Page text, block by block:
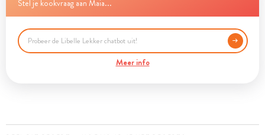
Stel je kookvraag aan Maia...
Meer info